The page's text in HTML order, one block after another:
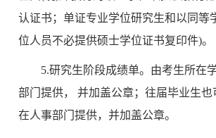
认证书；单证专业学位研究生和以同等
位人员不必提供硕士学位证书复印件)。
5.研究生阶段成绩单。由考生所在
部门提供， 并加盖公章；往届毕业生
在人事部门提供，并加盖公章。